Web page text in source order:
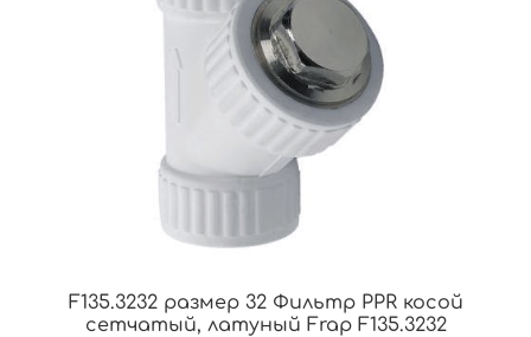
F135.3232 размер 32 Фильтр PPR косой
сетчатый, латуный Frap F135.3232